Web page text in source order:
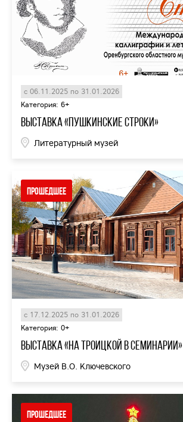
с 06.11.2025 по 31.01.2026
Категория: 6+
Выставка «Пушкинские строки»
Литературный музей
Прошедшее
с 17.12.2025 по 31.01.2026
Категория: 0+
выставка «На Троицкой в семинарии»
Музей В.О. Ключевского
Прошедшее